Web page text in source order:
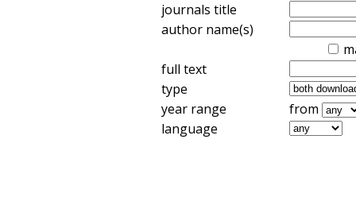
journals title
author name(s)
full text
type
year range
from
language